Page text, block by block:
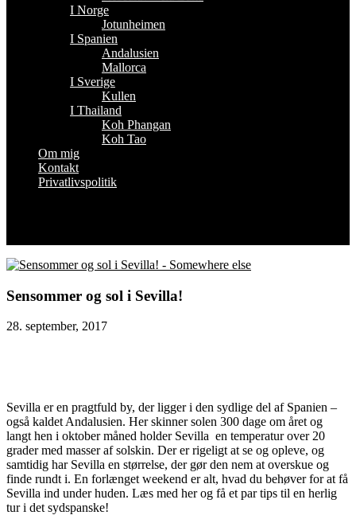
I Norge
Jotunheimen
I Spanien
Andalusien
Mallorca
I Sverige
Kullen
I Thailand
Koh Phangan
Koh Tao
Om mig
Kontakt
Privatlivspolitik
Sensommer og sol i Sevilla!
28. september, 2017
Sevilla er en pragtfuld by, der ligger i den sydlige del af Spanien –
også kaldet Andalusien. Her skinner solen 300 dage om året og
langt hen i oktober måned holder Sevilla en temperatur over 20
grader med masser af solskin. Der er rigeligt at se og opleve, og
samtidig har Sevilla en størrelse, der gør den nem at overskue og
finde rundt i. En forlænget weekend er alt, hvad du behøver for at få
Sevilla ind under huden. Læs med her og få et par tips til en herlig
tur i det sydspanske!